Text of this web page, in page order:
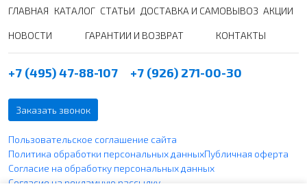
ГЛАВНАЯ КАТАЛОГ СТАТЬИ ДОСТАВКА И САМОВЫВОЗ АКЦИИ
НОВОСТИ ГАРАНТИИ И ВОЗВРАТ КОНТАКТЫ
+7 (495) 47-88-107 +7 (926) 271-00-30
Заказать звонок
Пользовательское соглашение сайта
Политика обработки персональных данныхПубличная оферта
Согласие на обработку персональных данных
Согласие на рекламную рассылку